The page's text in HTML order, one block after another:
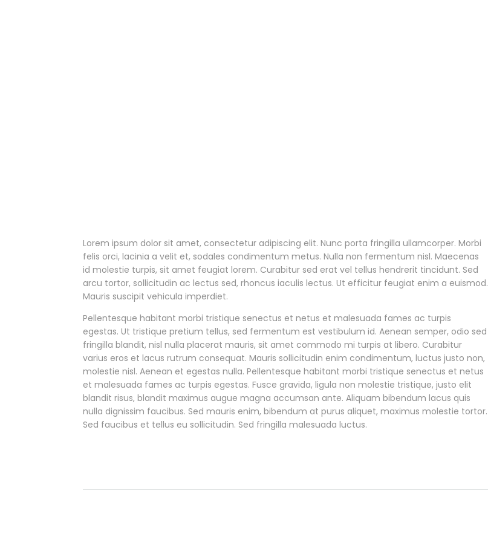
Lorem ipsum dolor sit amet, consectetur adipiscing elit. Nunc porta fringilla ullamcorper. Morbi
felis orci, lacinia a velit et, sodales condimentum metus. Nulla non fermentum nisl. Maecenas
id molestie turpis, sit amet feugiat lorem. Curabitur sed erat vel tellus hendrerit tincidunt. Sed
arcu tortor, sollicitudin ac lectus sed, rhoncus iaculis lectus. Ut efficitur feugiat enim a euismod.
Mauris suscipit vehicula imperdiet.
Pellentesque habitant morbi tristique senectus et netus et malesuada fames ac turpis
egestas. Ut tristique pretium tellus, sed fermentum est vestibulum id. Aenean semper, odio sed
fringilla blandit, nisl nulla placerat mauris, sit amet commodo mi turpis at libero. Curabitur
varius eros et lacus rutrum consequat. Mauris sollicitudin enim condimentum, luctus justo non,
molestie nisl. Aenean et egestas nulla. Pellentesque habitant morbi tristique senectus et netus
et malesuada fames ac turpis egestas. Fusce gravida, ligula non molestie tristique, justo elit
blandit risus, blandit maximus augue magna accumsan ante. Aliquam bibendum lacus quis
nulla dignissim faucibus. Sed mauris enim, bibendum at purus aliquet, maximus molestie tortor.
Sed faucibus et tellus eu sollicitudin. Sed fringilla malesuada luctus.